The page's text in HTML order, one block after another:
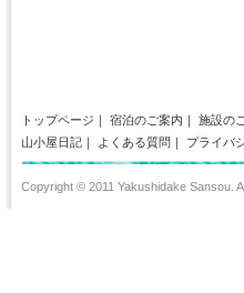
トップページ ｜ 宿泊のご案内 ｜ 施設の
山小屋日記 ｜ よくある質問 ｜ プライバ
Copyright © 2011 Yakushidake Sansou.